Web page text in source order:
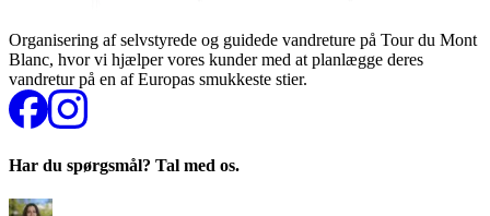
Organisering af selvstyrede og guidede vandreture på Tour du Mont
Blanc, hvor vi hjælper vores kunder med at planlægge deres
vandretur på en af Europas smukkeste stier.
Har du spørgsmål? Tal med os.